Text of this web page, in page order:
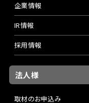
企業情報
IR情報
採用情報
法人様
取材のお申込み